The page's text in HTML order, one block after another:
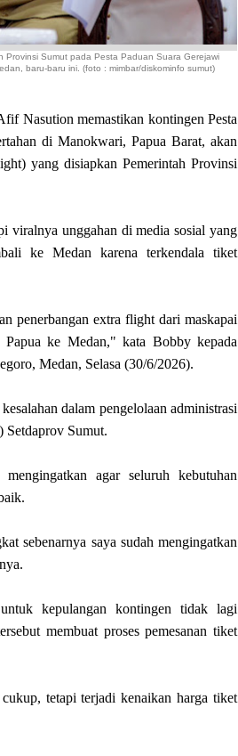
Sumut pada Pesta Paduan Suara Gerejawi
baru-baru ini. (foto : mimbar/diskominfo sumut)
Nasution memastikan kontingen Pesta
di Manokwari, Papua Barat, akan
yang disiapkan Pemerintah Provinsi
viralnya unggahan di media sosial yang
ke Medan karena terkendala tiket
penerbangan extra flight dari maskapai
ke Medan," kata Bobby kepada
Medan, Selasa (30/6/2026).
dalam pengelolaan administrasi
Setdaprov Sumut.
agar seluruh kebutuhan
sebenarnya saya sudah mengingatkan
kepulangan kontingen tidak lagi
membuat proses pemesanan tiket
tetapi terjadi kenaikan harga tiket